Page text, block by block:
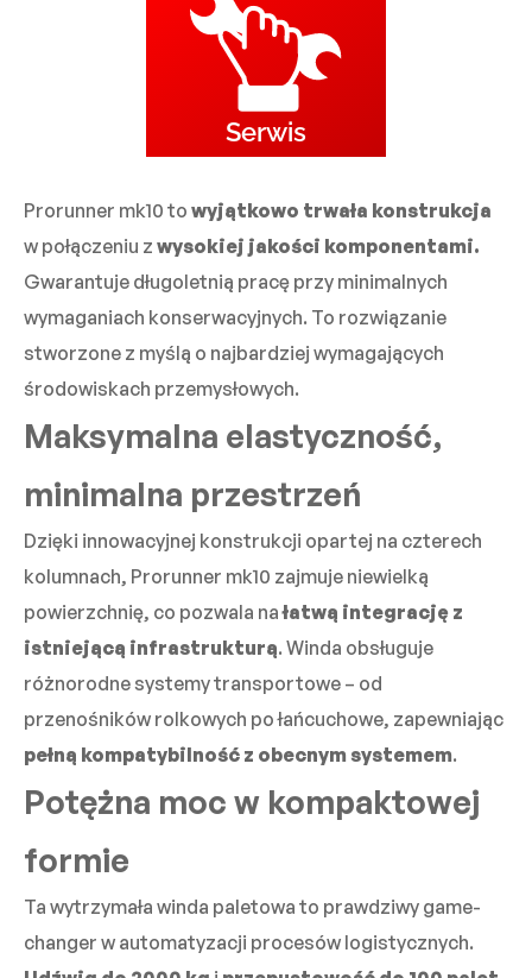
Serwis
Prorunner mk10 to wyjątkowo trwała konstrukcja
w połączeniu z wysokiej jakości komponentami.
Gwarantuje długoletnią pracę przy minimalnych
wymaganiach konserwacyjnych. To rozwiązanie
stworzone z myślą o najbardziej wymagających
środowiskach przemysłowych.
Maksymalna elastyczność,
minimalna przestrzeń
Dzięki innowacyjnej konstrukcji opartej na czterech
kolumnach, Prorunner mk10 zajmuje niewielką
powierzchnię, co pozwala nałatwą integrację z
istniejącą infrastrukturą. Winda obsługuje
różnorodne systemy transportowe – od
przenośników rolkowych po łańcuchowe, zapewniając
pełną kompatybilność z obecnym systemem.
Potężna moc w kompaktowej
formie
Ta wytrzymała winda paletowa to prawdziwy game-
changer w automatyzacji procesów logistycznych.